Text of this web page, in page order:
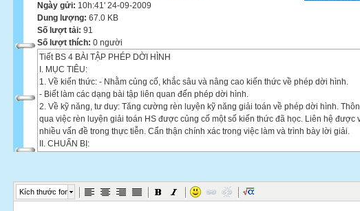
Ngày gửi: 10h:41' 24-09-2009
Dung lượng: 67.0 KB
Số lượt tải: 91
Số lượt thích: 0 người
Tiết BS 4 BÀI TẬP PHÉP DỜI HÌNH
I. MỤC TIÊU:
1. Về kiến thức: - Nhằm củng cố, khắc sâu và nâng cao kiến thức về phép dời hình.
- Biết làm các dạng bài tập liên quan đến phép dời hình.
2. Về kỹ năng, tư duy: Tăng cường rèn luyện kỹ năng giải toán về phép dời hình.
qua việc rèn luyện giải toán HS được củng cố một số kiến thức đã học. Liên hệ được
nhiều vấn đề trong thực tiễn. Cẩn thận chính xác trong việc làm và trình bày lời giải.
II. CHUẨN BỊ:
III. PHƯƠNG PHÁP DẠY HỌC:
Sử dụng phương pháp tổng hợp.
Kích thước font